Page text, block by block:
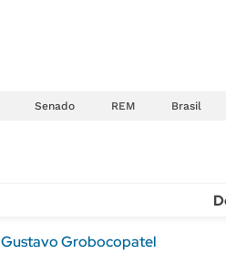
Senado REM Brasil
Gustavo Grobocopatel